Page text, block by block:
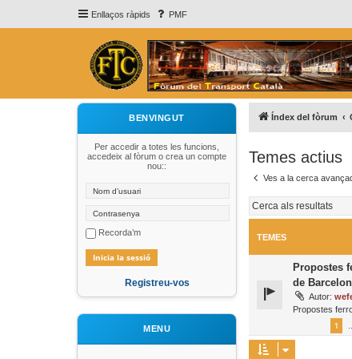
Enllaços ràpids PMF
BENVINGUT
Per accedir a totes les funcions,
accedeix al fòrum o crea un compte
nou::
Recorda’m
Registreu-vos
MENU
Índex del fòrum
Temes actius
Ves a la cerca
TEMES
Propostes
de
Autor:
Propostes
1